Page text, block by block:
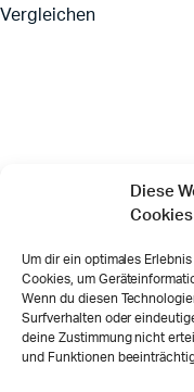
Diese
Cookies
Um dir ein optimales
Cookies, um
Wenn du diesen
Surfverhalten oder
deine Zustimmung nicht
und Funktionen
Vergleichen